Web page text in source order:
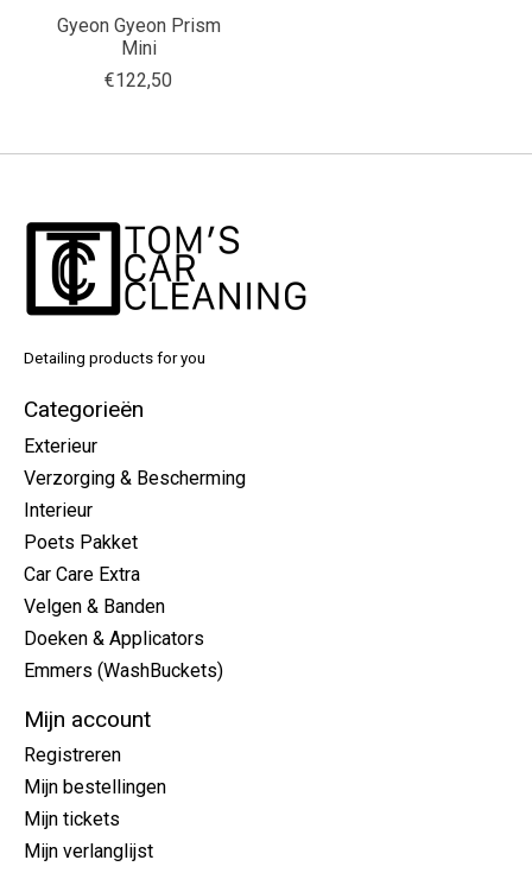
Gyeon Gyeon Prism
Mini
€122,50
Detailing products for you
Categorieën
Exterieur
Verzorging & Bescherming
Interieur
Poets Pakket
Car Care Extra
Velgen & Banden
Doeken & Applicators
Emmers (WashBuckets)
Mijn account
Registreren
Mijn bestellingen
Mijn tickets
Mijn verlanglijst